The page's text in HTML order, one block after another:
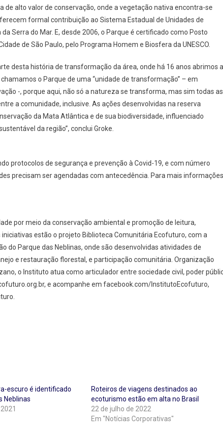
de alto valor de conservação, onde a vegetação nativa encontra-se
formal contribuição ao Sistema Estadual de Unidades de
Serra do Mar. E, desde 2006, o Parque é certificado como Posto
de São Paulo, pelo Programa Homem e Biosfera da UNESCO.
desta história de transformação da área, onde há 16 anos abrimos
o Parque de uma “unidade de transformação” – em
-, porque aqui, não só a natureza se transforma, mas sim todas as
a comunidade, inclusive. As ações desenvolvidas na reserva
da Mata Atlântica e de sua biodiversidade, influenciado
da região”, conclui Groke.
protocolos de segurança e prevenção à Covid-19, e com número
precisam ser agendadas com antecedência. Para mais
por meio da conservação ambiental e promoção de leitura,
estão o projeto Biblioteca Comunitária Ecofuturo, com a
do Parque das Neblinas, onde são desenvolvidas atividades de
e restauração florestal, e participação comunitária. Organização
o Instituto atua como articulador entre sociedade civil, poder
e acompanhe em facebook.com/InstitutoEcofuturo,
escuro é identificado
Neblinas
Roteiros de viagens destinados ao
ecoturismo estão em alta no Brasil
22 de julho de 2022
Em "Notícias Corporativas"